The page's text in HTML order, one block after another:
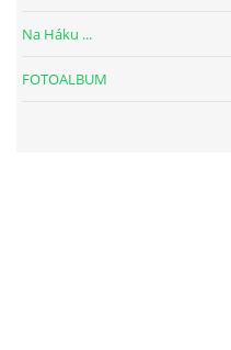
Na Háku ...
FOTOALBUM